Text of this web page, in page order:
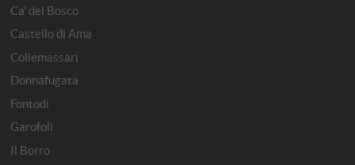
Ca' del Bosco
Castello di Ama
Collemassari
Donnafugata
Fontodi
Garofoli
Il Borro